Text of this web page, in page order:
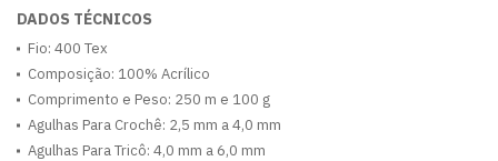
DADOS TÉCNICOS
Fio: 400 Tex
Composição: 100% Acrílico
Comprimento e Peso: 250 m e 100 g
Agulhas Para Crochê: 2,5 mm a 4,0 mm
Agulhas Para Tricô: 4,0 mm a 6,0 mm